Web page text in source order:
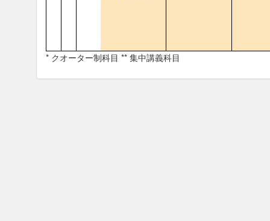
* クオーター制科目 ** 集中講義科目